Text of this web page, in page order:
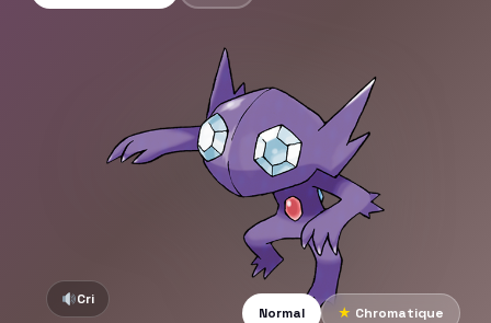
Cri
Normal
★ Chromatique